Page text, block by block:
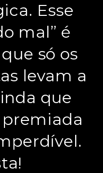
Esse
mal” é
só os
levam a
que